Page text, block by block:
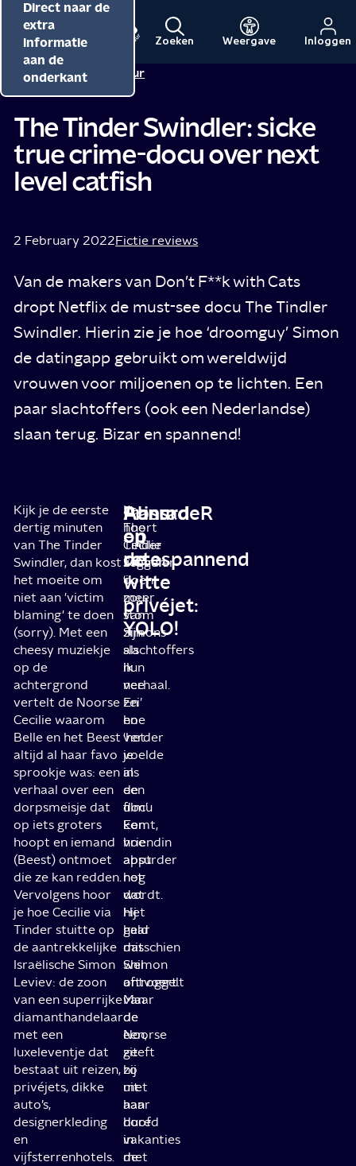
Direct naar de
inhoud
Direct naar de
hoofdnavigatie
Direct naar de
extra
informatie
aan de
onderkant
Menu
Naar
de
NPO
beginpagina
NPO
Cultuur
Zoeken Weergave Inloggen
Redactie NPO Cultuur
The Tinder Swindler: sicke
true crime-docu over next
level catfish
2 February 2022Fictie reviews
Van de makers van Don’t F**k with Cats
dropt Netflix de must-see docu The Tindler
Swindler. Hierin zie je hoe ‘droomguy’ Simon
de datingapp gebruikt om wereldwijd
vrouwen voor miljoenen op te lichten. Een
paar slachtoffers (ook een Nederlandse)
slaan terug. Bizar en spannend!
Kijk je de eerste
dertig minuten
van The Tinder
Swindler, dan kost
het moeite om
niet aan 'victim
blaming' te doen
(sorry). Met een
cheesy muziekje
op de
achtergrond
vertelt de Noorse
Cecilie waarom
Belle en het Beest
altijd al haar favo
sprookje was: een
verhaal over een
dorpsmeisje dat
op iets groters
hoopt en iemand
(Beest) ontmoet
die ze kan redden.
Vervolgens hoor
je hoe Cecilie via
Tinder stuitte op
de aantrekkelijke
Israëlische Simon
Leviev: de zoon
van een superrijke
diamanthandelaar
met een
luxeleventje dat
bestaat uit reizen,
privéjets, dikke
auto’s,
designerkleding
en
vijfsterrenhotels.
Prins
op
de
witte
privéjet:
YOLO!
Je
hoort
Cecilie
zeggen
‘ik
zou
stom
zijn
als
ik
nee
zei’
en
‘het
voelde
als
een
film’.
Een
vriendin
appt
nog
dat
hij
haar
misschien
wel
ontvoert.
Maar
de
Noorse
zit
zo
met
haar
hoofd
in
de
Absurd
en
retespannend
In
The
Tinder
Swindler
doen
meer
van
Simons
slachtoffers
hun
verhaal.
En
hoe
verder
je
in
de
docu
komt,
hoe
absurder
het
wordt.
Het
geld
dat
Shimon
aftroggelt
van
de
een,
geeft
hij
uit
aan
dure
vakanties
met
AanradeR